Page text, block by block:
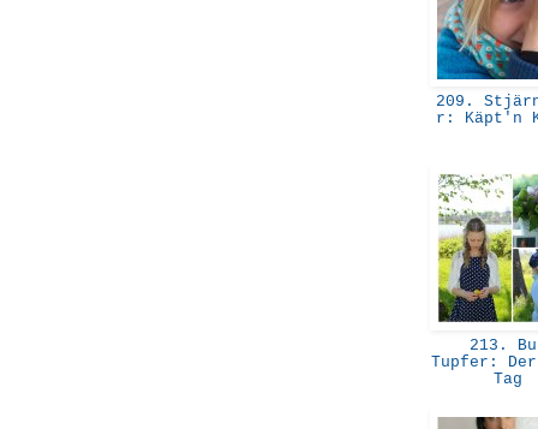
209.
r: Käpt'n
213.
Tupfer:
Tag